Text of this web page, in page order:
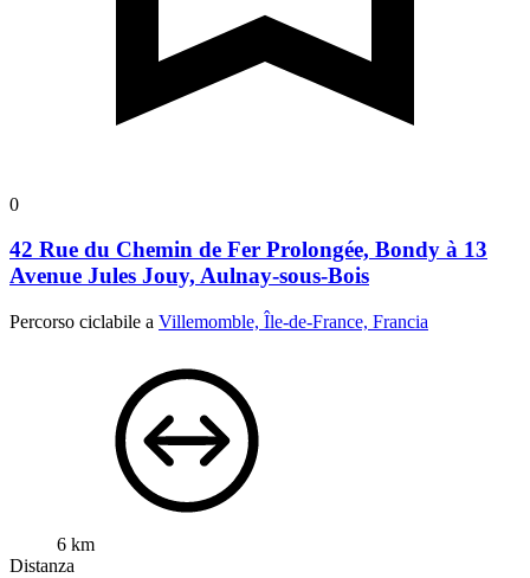
0
42 Rue du Chemin de Fer Prolongée, Bondy à 13
Avenue Jules Jouy, Aulnay-sous-Bois
Percorso ciclabile a Villemomble, Île-de-France, Francia
6 km
Distanza